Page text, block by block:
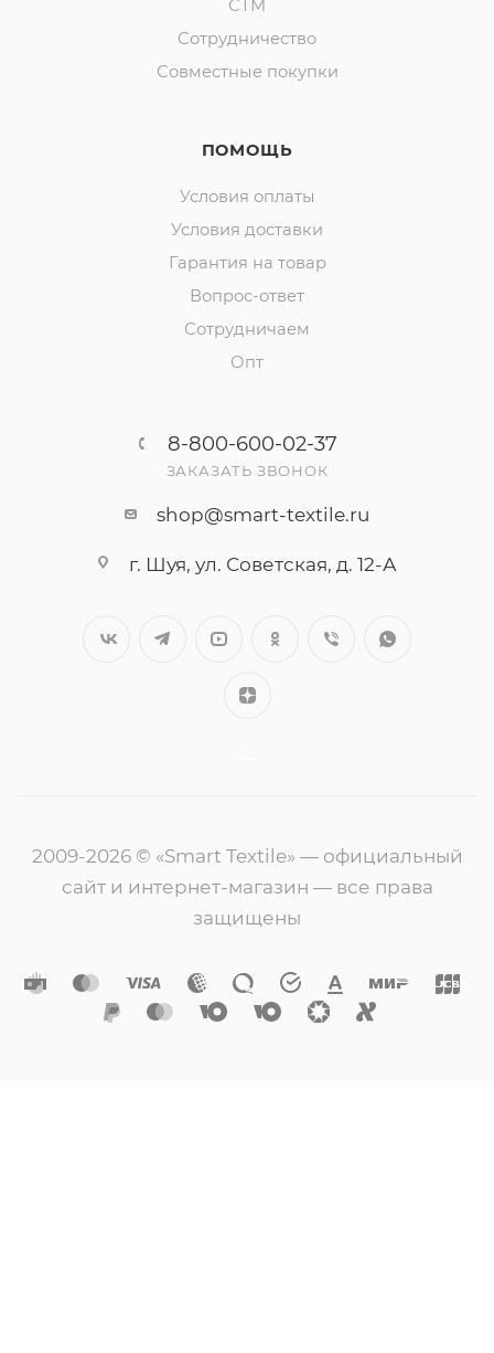
СТМ
Сотрудничество
Совместные покупки
ПОМОЩЬ
Условия оплаты
Условия доставки
Гарантия на товар
Вопрос-ответ
Сотрудничаем
Опт
8-800-600-02-37
ЗАКАЗАТЬ ЗВОНОК
shop@smart-textile.ru
г. Шуя, ул. Советская, д. 12-А
2009-2026 © «Smart Textile» — официальный
сайт и интернет-магазин — все права
защищены